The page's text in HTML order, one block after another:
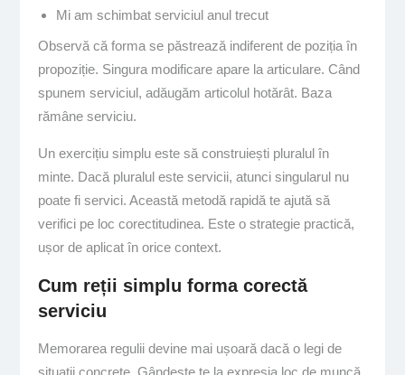
Mi am schimbat serviciul anul trecut
Observă că forma se păstrează indiferent de poziția în
propoziție. Singura modificare apare la articulare. Când
spunem serviciul, adăugăm articolul hotărât. Baza
rămâne serviciu.
Un exercițiu simplu este să construiești pluralul în
minte. Dacă pluralul este servicii, atunci singularul nu
poate fi servici. Această metodă rapidă te ajută să
verifici pe loc corectitudinea. Este o strategie practică,
ușor de aplicat în orice context.
Cum reții simplu forma corectă
serviciu
Memorarea regulii devine mai ușoară dacă o legi de
situații concrete. Gândește te la expresia loc de muncă.